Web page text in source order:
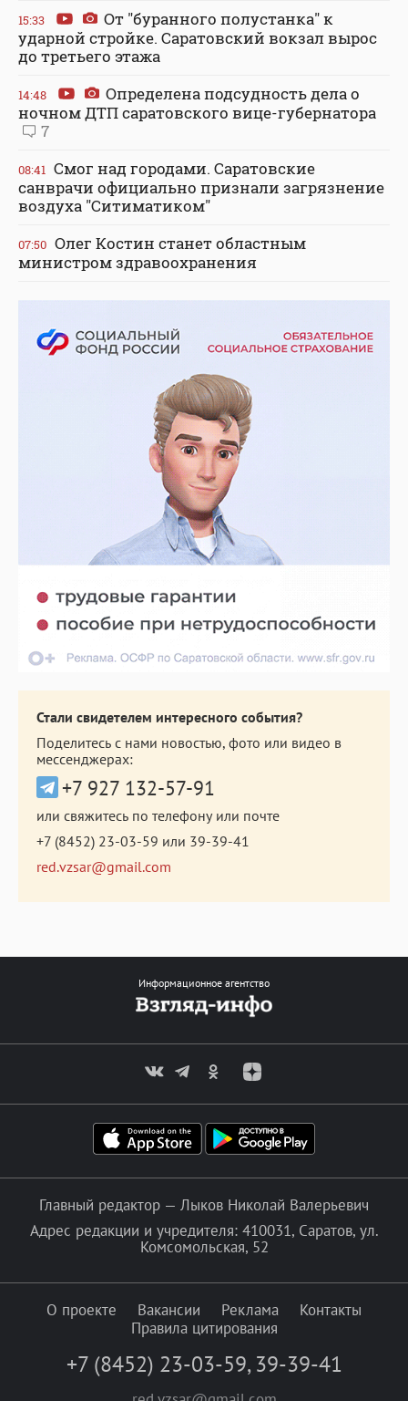
15:33
От "буранного полустанка" к
ударной стройке. Саратовский вокзал вырос
до третьего этажа
14:48
Определена подсудность дела о
ночном ДТП саратовского вице-губернатора
7
08:41 Смог над городами. Саратовские
санврачи официально признали загрязнение
воздуха "Ситиматиком"
07:50 Олег Костин станет областным
министром здравоохранения
Стали свидетелем интересного события?
Поделитесь с нами новостью, фото или видео в
мессенджерах:
+7 927 132-57-91
или свяжитесь по телефону или почте
+7 (8452) 23-03-59 или 39-39-41
red.vzsar@gmail.com
Информационное агентство
Главный редактор — Лыков Николай Валерьевич
Адрес редакции и учредителя: 410031, Саратов, ул.
Комсомольская, 52
О проекте Вакансии Реклама
Контакты
Правила цитирования
+7 (8452) 23-03-59, 39-39-41